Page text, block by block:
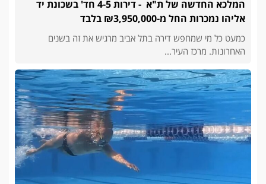
המלכא החדשה של ת"א - דירות 4-5 חד' בשכונת יד
אליהו נמכרות החל מ-₪3,950,000 בלבד
כמעט כל מי שמחפש דירה בתל אביב מרגיש את זה בשנים
האחרונות. מרכז העיר...